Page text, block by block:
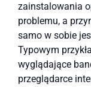
zainstalowania
problemu, a
samo w sobie
Typowym
wyglądające
przeglądarce